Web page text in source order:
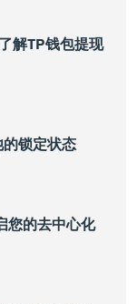
解TP钱包提现
锁定状态
您的去中心化